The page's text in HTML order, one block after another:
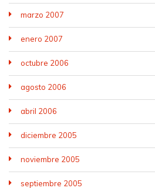
marzo 2007
enero 2007
octubre 2006
agosto 2006
abril 2006
diciembre 2005
noviembre 2005
septiembre 2005